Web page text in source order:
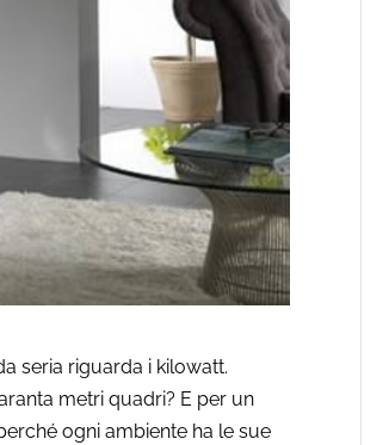
seria riguarda i kilowatt.
metri quadri? E per un
ogni ambiente ha le sue